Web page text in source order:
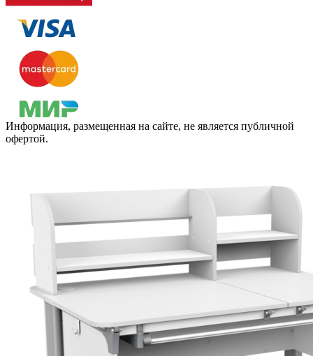
Информация, размещенная на сайте, не является публичной
офертой.